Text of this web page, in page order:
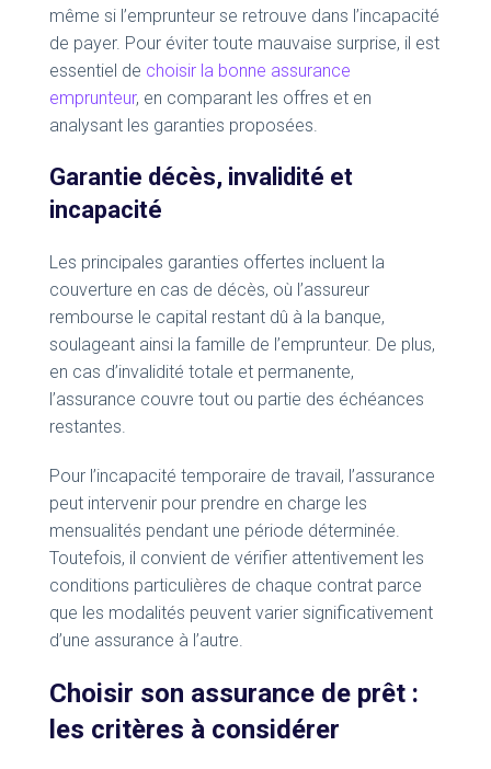
même si l’emprunteur se retrouve dans l’incapacité
de payer. Pour éviter toute mauvaise surprise, il est
essentiel de choisir la bonne assurance
emprunteur, en comparant les offres et en
analysant les garanties proposées.
Garantie décès, invalidité et
incapacité
Les principales garanties offertes incluent la
couverture en cas de décès, où l’assureur
rembourse le capital restant dû à la banque,
soulageant ainsi la famille de l’emprunteur. De plus,
en cas d’invalidité totale et permanente,
l’assurance couvre tout ou partie des échéances
restantes.
Pour l’incapacité temporaire de travail, l’assurance
peut intervenir pour prendre en charge les
mensualités pendant une période déterminée.
Toutefois, il convient de vérifier attentivement les
conditions particulières de chaque contrat parce
que les modalités peuvent varier significativement
d’une assurance à l’autre.
Choisir son assurance de prêt :
les critères à considérer